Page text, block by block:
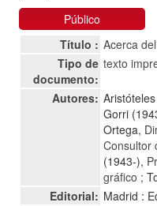
Público
Título : Acerca
Tipo de
documento:
texto
Autores:
Gorri
Ortega,
Consultor
(1943-),
gráfico ;
Editorial: Madrid :